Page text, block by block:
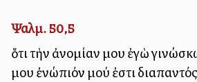
Ψαλμ. 50,5
ὅτι τὴν ἀνομίαν μου ἐγὼ
μου ἐνώπιόν μού ἐστι